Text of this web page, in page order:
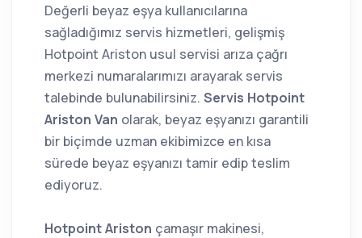
Değerli beyaz eşya kullanıcılarına
sağladığımız servis hizmetleri, gelişmiş
Hotpoint Ariston usul servisi arıza çağrı
merkezi numaralarımızı arayarak servis
talebinde bulunabilirsiniz. Servis Hotpoint
Ariston Van olarak, beyaz eşyanızı garantili
bir biçimde uzman ekibimizce en kısa
sürede beyaz eşyanızı tamir edip teslim
ediyoruz.
Hotpoint Ariston çamaşır makinesi,